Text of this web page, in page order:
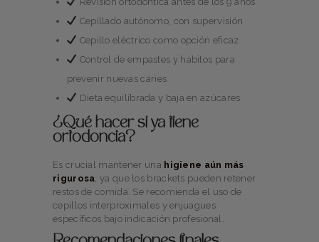
Cepillado autónomo, con supervisión
Cepillo eléctrico como opción eficaz
Control de empastes y hábitos para
prevenir nuevas caries
Dieta equilibrada y baja en azúcares
¿Qué hacer si ya tiene
ortodoncia?
Es crucial mantener una higiene aún más
rigurosa, ya que los brackets pueden retener
restos de comida. Se recomienda el uso de
cepillos interproximales y enjuagues
específicos bajo indicación profesional.